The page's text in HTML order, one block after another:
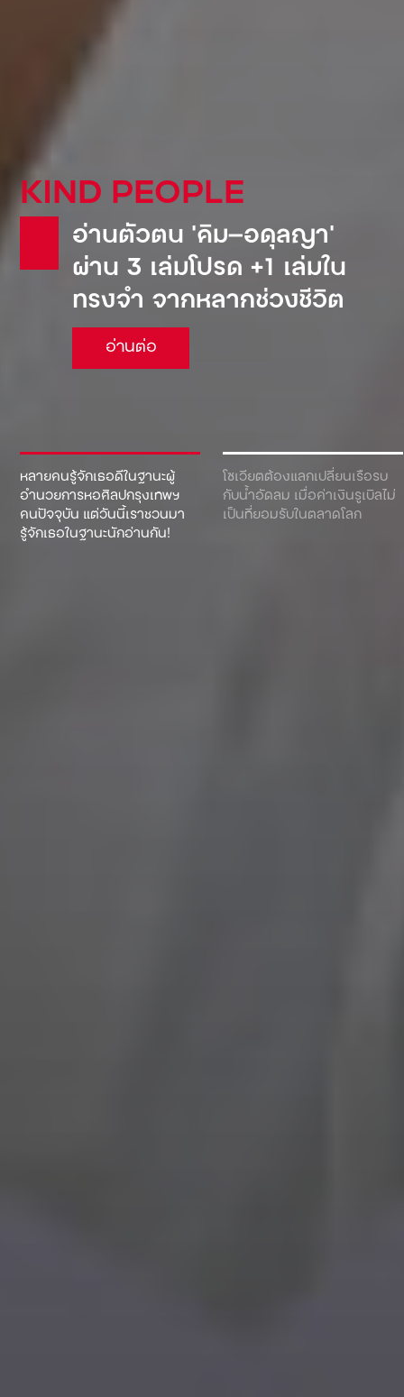
หลายคนรู้จักเธอดีในฐานะผู้
อำนวยการหอศิลปกรุงเทพฯ
คนปัจจุบัน แต่วันนี้เราชวนมา
รู้จักเธอในฐานะนักอ่านกัน!
โซเวียตต้องแลกเปลี่ยนเรือรบ
กับน้ำอัดลม เมื่อค่าเงินรูเบิลไม่
เป็นที่ยอมรับในตลาดโลก
KIND PEOPLE
อ่านตัวตน ‘คิม—อดุลญา’
ผ่าน 3 เล่มโปรด +1 เล่มใน
ทรงจำ จากหลากช่วงชีวิต
อ่านต่อ